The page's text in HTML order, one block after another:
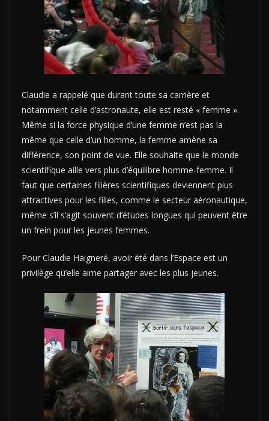
Claudie a rappelé que durant toute sa carrière et
notamment celle d’astronaute, elle est resté « femme ».
Même si la force physique d’une femme n’est pas la
même que celle d’un homme, la femme amène sa
différence, son point de vue. Elle souhaite que le monde
scientifique aille vers plus d’équilibre homme-femme. Il
faut que certaines filières scientifiques deviennent plus
attractives pour les filles, comme le secteur aéronautique,
même s’il s’agit souvent d’études longues qui peuvent être
un frein pour les jeunes femmes.
Pour Claudie Haigneré, avoir été dans l’Espace est un
privilège qu’elle aime partager avec les plus jeunes.